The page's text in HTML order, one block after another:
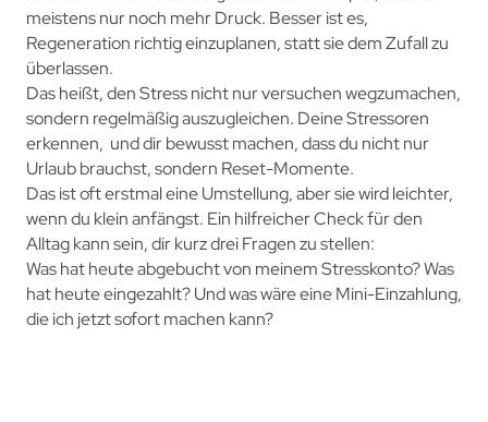
meistens nur noch mehr Druck. Besser ist es,
Regeneration richtig einzuplanen, statt sie dem Zufall zu
überlassen.
Das heißt, den Stress nicht nur versuchen wegzumachen,
sondern regelmäßig auszugleichen. Deine Stressoren
erkennen, und dir bewusst machen, dass du nicht nur
Urlaub brauchst, sondern Reset-Momente.
Das ist oft erstmal eine Umstellung, aber sie wird leichter,
wenn du klein anfängst. Ein hilfreicher Check für den
Alltag kann sein, dir kurz drei Fragen zu stellen:
Was hat heute abgebucht von meinem Stresskonto? Was
hat heute eingezahlt? Und was wäre eine Mini-Einzahlung,
die ich jetzt sofort machen kann?